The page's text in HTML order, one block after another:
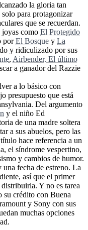
la gloria tan
solo para protagonizar
que se recuerdan.
joyas como El Protegido
porEl Bosque y La
y ridiculizado por sus
, Airbender. El último
a ganador del Razzie
a lo básico con
presupuesto que está
Del argumento
y el niño Ed
de una madre soltera
a sus abuelos, pero las
hace referencia a un
el síndrome vespertino,
y cambios de humor.
fecha de estreno. La
así que el primer
Y no es tarea
su crédito con Buena
y Sony con sus
muchas opciones